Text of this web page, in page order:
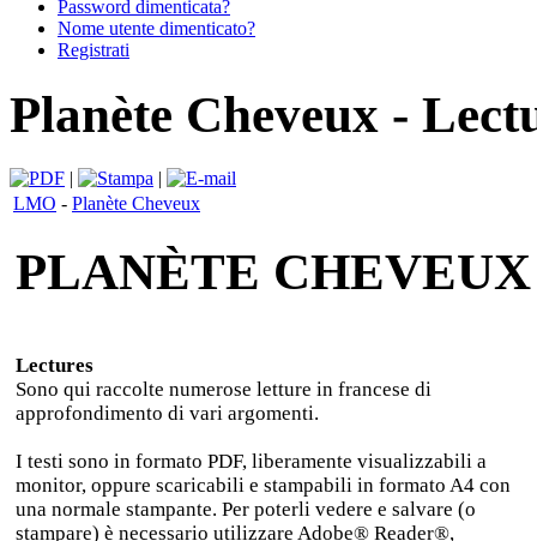
Password dimenticata?
Nome utente dimenticato?
Registrati
Planète Cheveux -
|
|
LMO - Planète Cheveux
PLANÈTE CHEVEUX
Lectures
Sono qui raccolte numerose letture in francese di
approfondimento di vari argomenti.
I testi sono in formato PDF, liberamente visualizzabili a
monitor, oppure scaricabili e stampabili in formato A4 con
una normale stampante. Per poterli vedere e salvare (o
stampare) è necessario utilizzare Adobe® Reader®,